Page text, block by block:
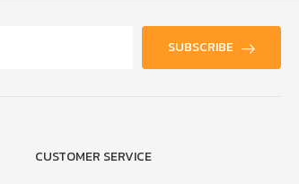
SUBSCRIBE
CUSTOMER SERVICE